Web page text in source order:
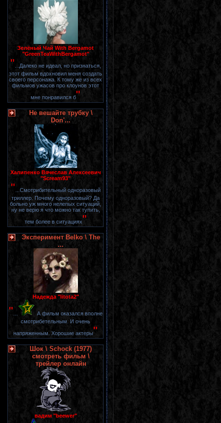
Зелёный Чай With Bergamot
"GreenTeaWithBergamot"
" ...Далеко не идеал, но признаться,
этот фильм вдохновил меня создать
своего персонажа. К тому же из всех
фильмов ужасов про клоунов этот
мне понравился б"
Не вешайте трубку \
Don'...
Халипенко Вячеслав Алексеевич
"Scream93"
" ...Смотрибительный одноразовый
триллер. Почему одноразовый? Да
больно уж много нелепых ситуаций,
ну не верю я что можно так тупить,
тем более в ситуациях"
Эксперимент Belko \ The
...
Надежда "litota2"
"
А фильм оказался вполне
смотрибетельным. И очень
напряженным. Хорошие актеры"
Шок \ Schock (1977)
смотреть фильм \
трейлер онлайн
вадим "beewer"